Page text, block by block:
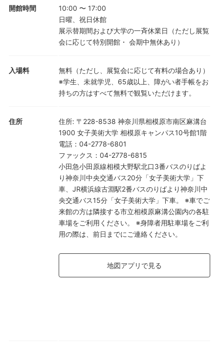
開館時間 10:00 〜 17:00
日曜、祝日休館
展示替期間および大学の一斉休業日（ただし展覧
会に応じて特別開館・ 会期中無休あり）
入場料
無料（ただし、展覧会に応じて有料の場合あり）
※学生、未就学児、65歳以上、障がい者手帳をお
持ちの方はすべて無料で観覧いただけます。
住所 住所: 〒228-8538 神奈川県相模原市南区麻溝台
1900 女子美術大学 相模原キャンパス10号館1階
電話 ： 04-2778-6801
ファックス ： 04-2778-6815
小田急小田原線相模大野駅北口3番バスのりばよ
り神奈川中央交通バス20分「女子美術大学」下
車、JR横浜線古淵駅2番バスのりばより神奈川中
央交通バス15分「女子美術大学」下車。 ※車でご
来館の方は隣接する市立相模原麻溝公園内の各駐
車場をご利用ください。 ※身障者用駐車場をご利
用の際は、前日までにご連絡ください。
地図アプリで見る